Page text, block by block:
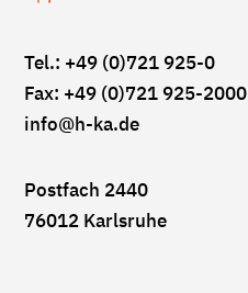
Tel.: +49 (0)721 925-0
Fax: +49 (0)721 925-2000
info@h-ka.de
Postfach 2440
76012 Karlsruhe